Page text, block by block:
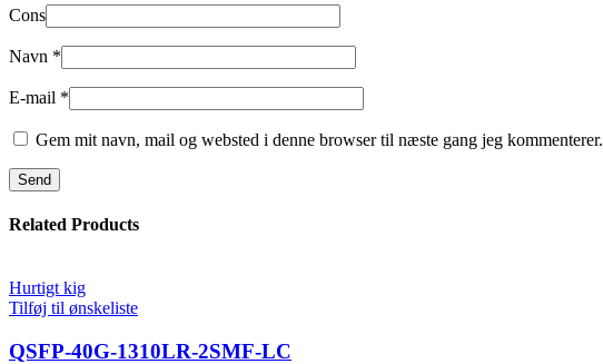
Cons
Navn *
E-mail *
Gem mit navn, mail og websted i denne browser til næste gang jeg kommenterer.
Related Products
Hurtigt kig
Tilføj til ønskeliste
QSFP-40G-1310LR-2SMF-LC